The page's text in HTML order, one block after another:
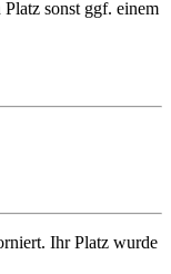
sonst ggf. einem
Ihr Platz wurde